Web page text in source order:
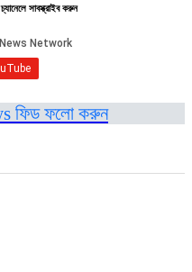
সাবস্ক্রাইব করুন
ফিড ফলো করুন